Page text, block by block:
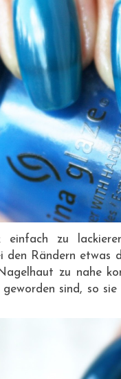
zu
den Rändern etwas
zu nahe
sind, so